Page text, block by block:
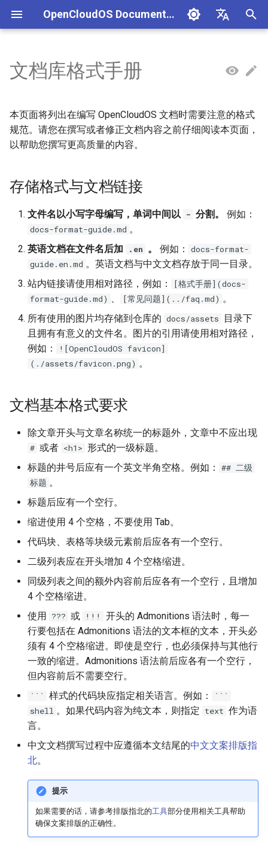
OpenCloudOS Documentation
English
在
初
化
搜
引
组织架构
社区准则
社区SIG
OpenCloudOS 版本介绍
OpenCloudOS v8.8发行说明
OpenCloudOS v8.6发行说明
OpenCloudOS v9.4发行说明
OpenCloudOS v9.6发行说明
OpenCloudOS Stream 发行
OCS23 Loongarch64 版本
OpenCloudOS 8 用户文档
基础配置
存储管理
网络管理
导入镜像到云
OpenCloudOS 9/Stream 用
户文档
安装启动指南
容器和虚拟化指南
导入镜像到云
典型应用部署
OC AI镜像
生态认证流程
软件兼容性测试指标
硬件兼容性测试指标
商业软件兼容列表
CentOS停服背景与应对方案
CentOS8迁移到
OpenCloudOS8
CentOS7迁移到
OpenCloudOS7
OpenCloudOS8升级
OpenCloudOS9
迁移与升级常见问题FAQ
安全事件处置说明
镜像签名验证指南
漏洞数据API文档
一、项目管理
二、用例管理 提取用例
三、执行环境
新增集群
执行任务
存储格式与文档链接
文档基本格式要求
中文文案排版指北
中文与数字之间需要增加
空格
数字与单位之间需要增加
空格
全角标点与其他字符之间
不加空格
用 text-spacing 来挽救？
使用全角中文标点
数字使用半角字符
遇到完整的英文整句、特
殊名词，其内容使用半角
标点
名词
专有名词使用正确的大小
不要使用不地道的缩写
链接之间增加空格
简体中文使用直角引号
工具
参考文献
OpenCloudOS Stream
1. 软件包管理原则
6. 开发工具
7. 衰退与删除软件包
OpenCloudOS
内核开发指南
应用移植开发参考文档
文档库格式手册
本页面将列出在编写 OpenCloudOS 文档时需要注意的格式
规范。请您在撰写或者修正文档内容之前仔细阅读本页面，
以帮助您撰写更高质量的内容。
存储格式与文档链接
文件名以小写字母编写，单词中间以 - 分割。 例如：
docs-format-guide.md 。
英语文档在文件名后加
.en 。 例如：
docs-format-
guide.en.md 。英语文档与中文文档存放于同一目录。
站内链接请使用相对路径，例如：
[格式手册](docs-
format-guide.md) 、 [常见问题](../faq.md) 。
所有使用的图片均存储到仓库的 docs/assets
目录下
且拥有有意义的文件名。图片的引用请使用相对路径，
例如：
![OpenCloudOS favicon]
(./assets/favicon.png) 。
文档基本格式要求
除文章开头与文章名称统一的标题外，文章中不应出现
# 或者 <h1> 形式的一级标题。
标题的井号后应有一个英文半角空格。例如：
## 二级
标题 。
标题后应有一个空行。
缩进使用 4 个空格，不要使用 Tab。
代码块、表格等块级元素前后应各有一个空行。
二级列表应在开头增加 4 个空格缩进。
同级列表之间的额外内容前后应各有一个空行，且增加
4 个空格缩进。
使用 ??? 或 !!!
开头的 Admonitions 语法时，每一
行要包括在 Admonitions 语法的文本框的文本，开头必
须有 4 个空格缩进。即使是空行，也必须保持与其他行
一致的缩进。Admonitions 语法前后应各有一个空行，
但内容前后不需要空行。
``` 样式的代码块应指定相关语言。例如：
```
shell 。如果代码内容为纯文本，则指定 text 作为语
言。
中文文档撰写过程中应遵循本文结尾的中文文案排版指
北。
提示
如果需要的话，请参考排版指北的工具部分使用相关工具帮助
确保文案排版的正确性。